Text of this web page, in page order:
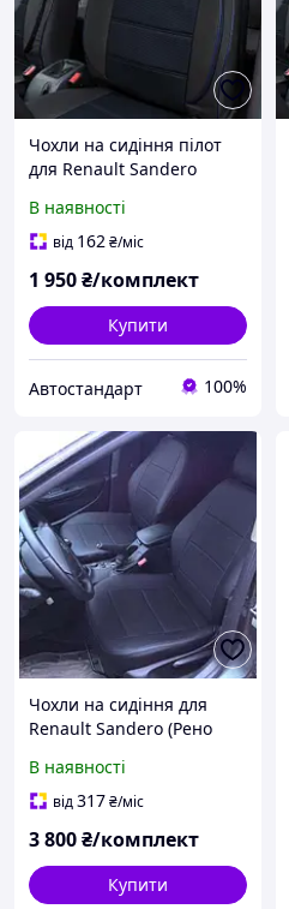
Чохли на сидіння пілот
для Renault Sandero
степвей) автотканина,
універсальні
В наявності
від 162₴/міс
1 950₴/комплект
Купити
Автостандарт 100%
Чохли на сидіння для
Renault Sandero (Рено
шкірозамінник, окремий
підголовник
В наявності
від317₴/міс
3 800₴/комплект
Купити